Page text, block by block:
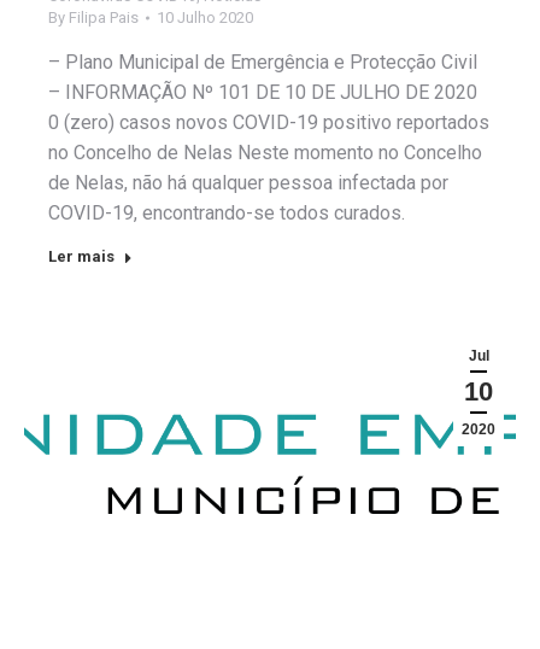
By Filipa Pais 10 Julho 2020
– Plano Municipal de Emergência e Protecção Civil
– INFORMAÇÃO Nº 101 DE 10 DE JULHO DE 2020
0 (zero) casos novos COVID-19 positivo reportados
no Concelho de Nelas Neste momento no Concelho
de Nelas, não há qualquer pessoa infectada por
COVID-19, encontrando-se todos curados.
Ler mais
Jul
10
2020